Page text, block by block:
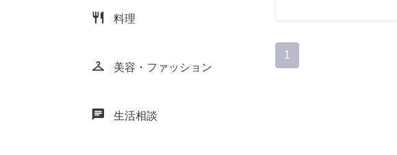
restaurant 料理
checkroom 美容・ファッション
chat 生活相談
1